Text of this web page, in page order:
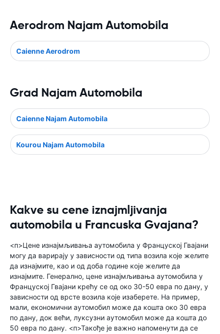
Aerodrom Najam Automobila
Caienne Aerodrom
Grad Najam Automobila
Caienne Najam Automobila
Kourou Najam Automobila
Kakve su cene iznajmljivanja
automobila u Francuska Gvajana?
<п>Цене изнајмљивања аутомобила у Француској Гвајани
могу да варирају у зависности од типа возила које желите
да изнајмите, као и од доба године које желите да
изнајмите. Генерално, цене изнајмљивања аутомобила у
Француској Гвајани крећу се од око 30-50 евра по дану, у
зависности од врсте возила које изаберете. На пример,
мали, економични аутомобил може да кошта око 30 евра
по дану, док већи, луксузни аутомобил може да кошта до
50 евра по дану. <п>Такође је важно напоменути да се